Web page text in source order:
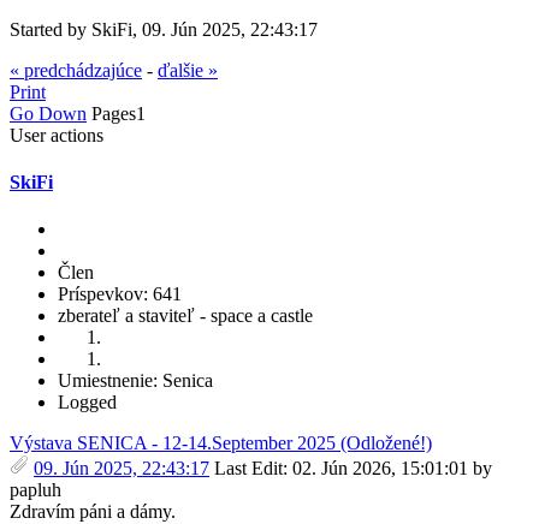
Started by SkiFi, 09. Jún 2025, 22:43:17
« predchádzajúce - ďalšie »
Print
Go Down Pages1
User actions
SkiFi
Člen
Príspevkov: 641
zberateľ a staviteľ - space a castle
Umiestnenie: Senica
Logged
Výstava SENICA - 12-14.September 2025 (Odložené!)
09. Jún 2025, 22:43:17 Last Edit: 02. Jún 2026, 15:01:01 by
papluh
Zdravím páni a dámy.